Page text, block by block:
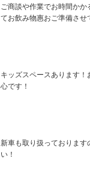
ご商談や作業でお時間か
てお飲み物惠おご準備させ
キッズスペースあります
心です！
新車も取り扱っております
い！